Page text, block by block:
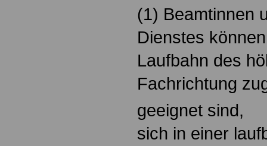
(1) Beamtinnen
Dienstes
Laufbahn des
Fachrichtung
geeignet sind,
sich in einer